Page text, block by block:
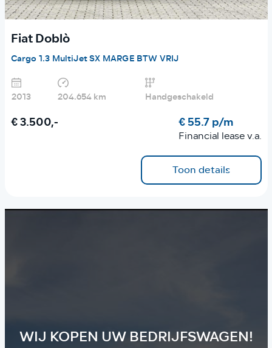
Fiat Doblò
Cargo 1.3 MultiJet SX MARGE BTW VRIJ
2013 204.654 km Handgeschakeld
€ 3.500,- € 55.7 p/m
Financial lease v.a.
Toon details
WIJ KOPEN UW BEDRIJFSWAGEN!